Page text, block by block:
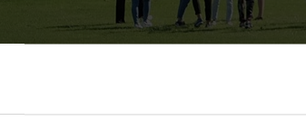
Se skolen Ledige stillinger